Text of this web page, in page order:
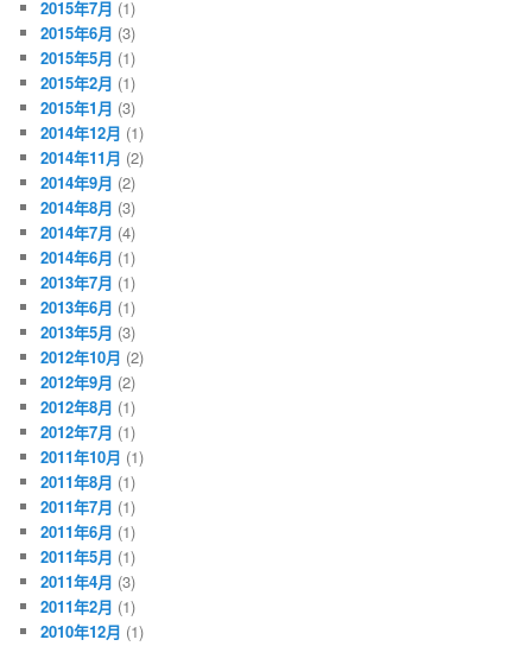
2015年7月 (1)
2015年6月 (3)
2015年5月 (1)
2015年2月 (1)
2015年1月 (3)
2014年12月 (1)
2014年11月 (2)
2014年9月 (2)
2014年8月 (3)
2014年7月 (4)
2014年6月 (1)
2013年7月 (1)
2013年6月 (1)
2013年5月 (3)
2012年10月 (2)
2012年9月 (2)
2012年8月 (1)
2012年7月 (1)
2011年10月 (1)
2011年8月 (1)
2011年7月 (1)
2011年6月 (1)
2011年5月 (1)
2011年4月 (3)
2011年2月 (1)
2010年12月 (1)